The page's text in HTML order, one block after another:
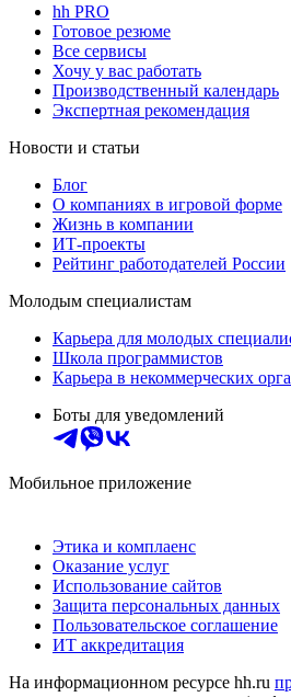
hh PRO
Готовое резюме
Все сервисы
Хочу у вас работать
Производственный календарь
Экспертная рекомендация
Новости и статьи
Блог
О компаниях в игровой форме
Жизнь в компании
ИТ-проекты
Рейтинг работодателей России
Молодым специалистам
Карьера для молодых
Школа программистов
Карьера в некоммерческих
Боты для уведомлений
Мобильное приложение
Этика и комплаенс
Оказание услуг
Использование сайтов
Защита персональных данных
Пользовательское соглашение
ИТ аккредитация
На информационном ресурсе hh.ru